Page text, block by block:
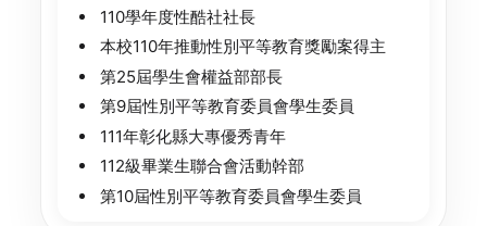
110學年度性酷社社長
本校110年推動性別平等教育獎勵案得主
第25屆學生會權益部部長
第9屆性別平等教育委員會學生委員
111年彰化縣大專優秀青年
112級畢業生聯合會活動幹部
第10屆性別平等教育委員會學生委員